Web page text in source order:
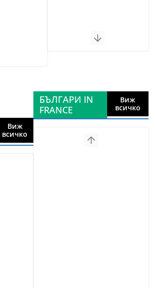
Виж
всичко
БЪЛГАРИ IN
FRANCE
Виж
всичко